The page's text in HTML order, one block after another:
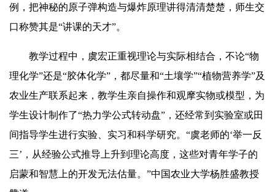
例，把神秘的原子弹构造与爆炸原理讲得清清楚楚，师生交
口称赞其是“讲课的天才”。
教学过程中，虞宏正重视理论与实际相结合，不论“物
理化学”还是“胶体化学”，都尽量和“土壤学”“植物营养学”及
农业生产联系起来，教学生亲自操作和观摩实物或模型，为
学生设计制作了“热力学公式转动盘”，还经常到实验室或田
间指导学生进行实验、实习和科学研究。“虞老师的‘举一反
三’，从经验公式推导上升到理论高度，这些对青年学子的
启蒙和智慧上的开发无法估量。”中国农业大学杨胜盛教授